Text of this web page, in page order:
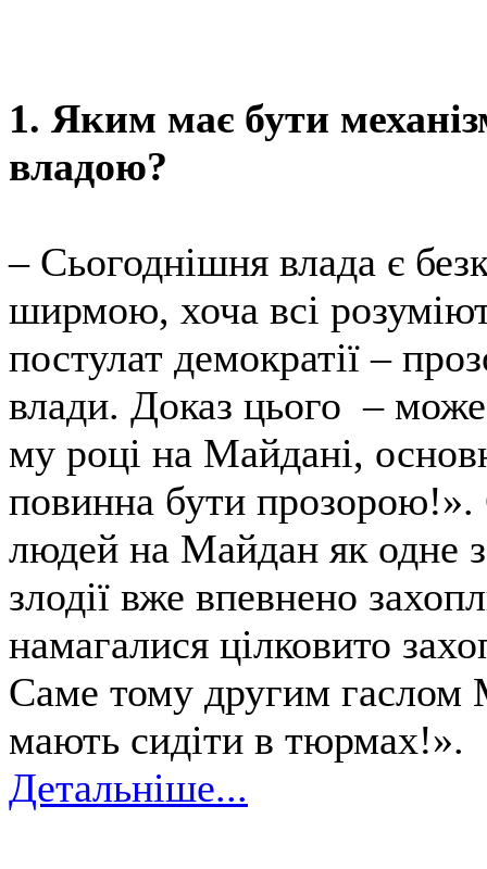
1. Яким має бути
владою?
– Сьогоднішня влада є
ширмою, хоча всі
постулат демократії –
влади. Доказ цього –
му році на Майдані,
повинна бути
людей на Майдан як одне
злодії вже впевнено
намагалися цілковито
Саме тому другим
мають сидіти в
Детальніше...